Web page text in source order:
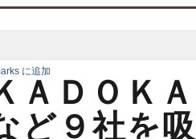
ＡＤＯＫ
ど９社を